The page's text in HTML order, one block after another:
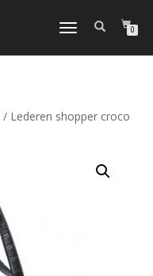
SCHAKEL
MENU
0
/ Lederen shopper croco